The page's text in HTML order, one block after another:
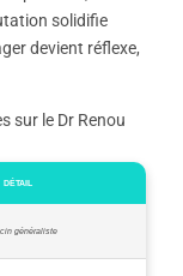
solidifie
devient réflexe,
sur le Dr Renou
DÉTAIL
généraliste